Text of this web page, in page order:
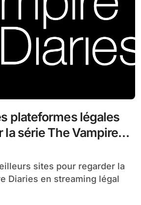
plateformes légales
la série The Vampire
Diaries en streaming légal